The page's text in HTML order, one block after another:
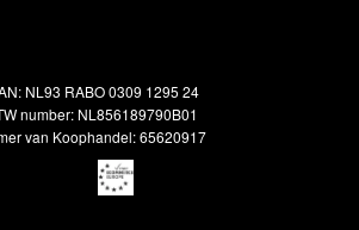
NL93 RABO 0309 1295 24
number: NL856189790B01
van Koophandel: 65620917